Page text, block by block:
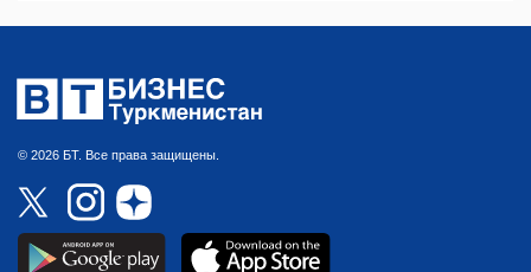
© 2026 БТ. Все права защищены.